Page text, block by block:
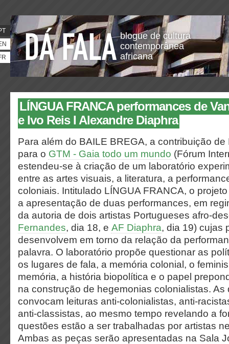
blogue de cultura
contemporânea
africana
LÍNGUA FRANCA performances de
e Ivo Reis I Alexandre Diaphra
Para além do BAILE BREGA, a contribuição
para o GTM - Gaia todo um mundo (Fórum
estendeu-se à criação de um laboratório
entre as artes visuais, a literatura, a
coloniais. Intitulado LÍNGUA FRANCA, o
a apresentação de duas performances, em
da autoria de dois artistas Portugueses afro-
Fernandes, dia 18, e AF Diaphra, dia 19) cujas
desenvolvem em torno da relação da
palavra. O laboratório propõe questionar as
os lugares de fala, a memória colonial, o
memória, a história biopolítica e o papel
na construção de hegemonias colonialistas. As
convocam leituras anti-colonialistas, anti-
anti-classistas, ao mesmo tempo revelando a
questões estão a ser trabalhadas por artistas
Ambas as peças serão apresentadas na Sala